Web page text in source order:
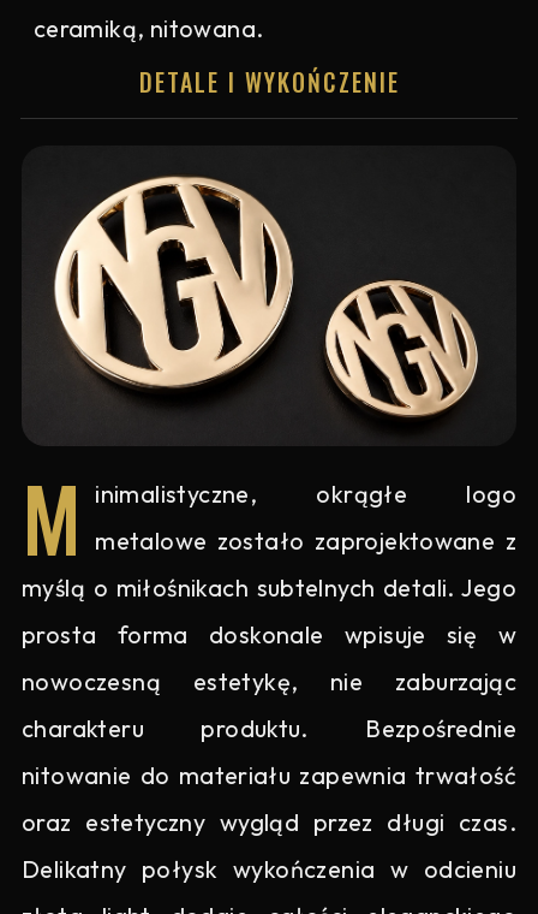
ceramiką, nitowana.
DETALE I WYKOŃCZENIE
M
inimalistyczne, okrągłe logo
metalowe zostało zaprojektowane z
myślą o miłośnikach subtelnych detali. Jego
prosta forma doskonale wpisuje się w
nowoczesną estetykę, nie zaburzając
charakteru produktu. Bezpośrednie
nitowanie do materiału zapewnia trwałość
oraz estetyczny wygląd przez długi czas.
Delikatny połysk wykończenia w odcieniu